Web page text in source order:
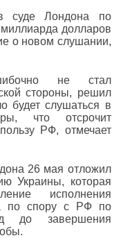
суде Лондона по
долларов
о новом слушании,
не стал
стороны, решил
будет слушаться в
что отсрочит
РФ, отмечает
26 мая отложил
Украины, которая
исполнения
по спору с РФ по
до завершения